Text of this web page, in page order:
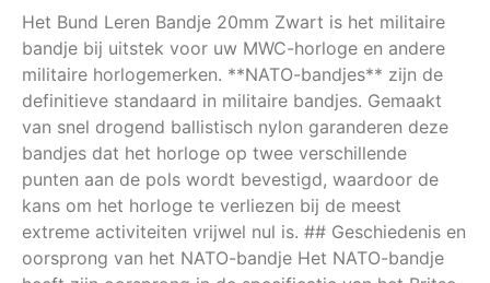
Het Bund Leren Bandje 20mm Zwart is het militaire
bandje bij uitstek voor uw MWC-horloge en andere
militaire horlogemerken. **NATO-bandjes** zijn de
definitieve standaard in militaire bandjes. Gemaakt
van snel drogend ballistisch nylon garanderen deze
bandjes dat het horloge op twee verschillende
punten aan de pols wordt bevestigd, waardoor de
kans om het horloge te verliezen bij de meest
extreme activiteiten vrijwel nul is. ## Geschiedenis en
oorsprong van het NATO-bandje Het NATO-bandje